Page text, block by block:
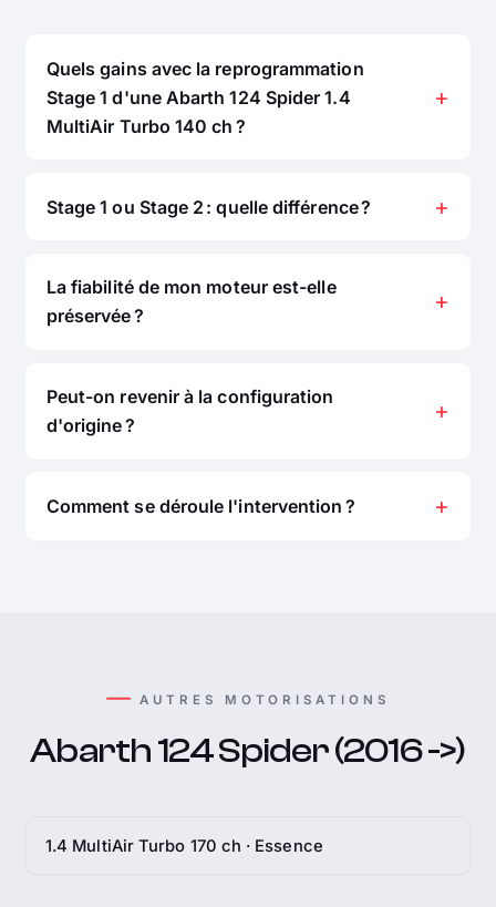
Quels gains avec la reprogrammation
Stage 1 d'une Abarth 124 Spider 1.4
MultiAir Turbo 140 ch ?
Stage 1 ou Stage 2 : quelle différence ?
La fiabilité de mon moteur est-elle
préservée ?
Peut-on revenir à la configuration
d'origine ?
Comment se déroule l'intervention ?
AUTRES MOTORISATIONS
Abarth 124 Spider (2016 ->)
1.4 MultiAir Turbo 170 ch · Essence